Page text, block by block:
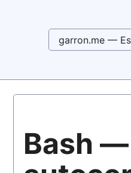
garron.me —
Bash —